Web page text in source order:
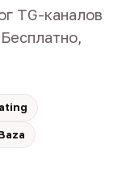
TG-каналов